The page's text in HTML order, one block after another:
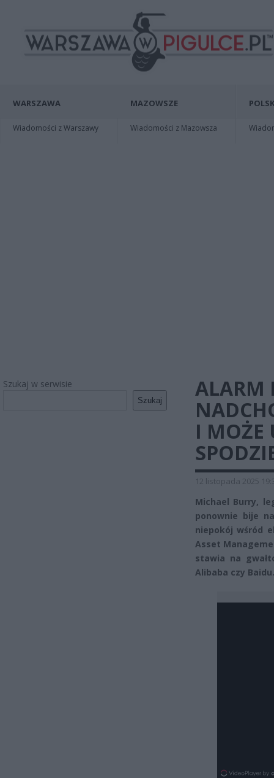
WARSZAWA
Wiadomości z Warszawy
MAZOWSZE
Wiadomości z Mazowsza
Szukaj w serwisie
Szukaj
ALARM
I MOŻE
12 listopada 2025
Michael Burry,
ponownie bije
niepokój wśród
Asset
stawia na
Alibaba czy